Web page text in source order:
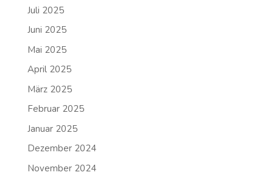
Juli 2025
Juni 2025
Mai 2025
April 2025
März 2025
Februar 2025
Januar 2025
Dezember 2024
November 2024